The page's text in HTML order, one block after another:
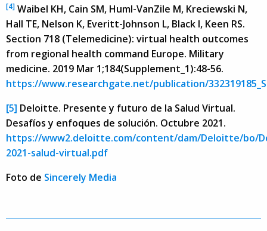
[4] Waibel KH, Cain SM, Huml-VanZile M, Kreciewski N,
Hall TE, Nelson K, Everitt-Johnson L, Black I, Keen RS.
Section 718 (Telemedicine): virtual health outcomes
from regional health command Europe. Military
medicine. 2019 Mar 1;184(Supplement_1):48-56.
https://www.researchgate.net/publication/
[5] Deloitte. Presente y futuro de la Salud Virtual.
Desafíos y enfoques de solución. Octubre 2021.
https://www2.deloitte.com/content/dam/Deloitte/bo/
2021-salud-virtual.pdf
Foto de Sincerely Media